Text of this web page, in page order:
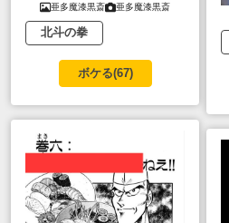
亜多魔漆黒斎 亜多魔漆黒斎
北斗の拳
ボケる(67)